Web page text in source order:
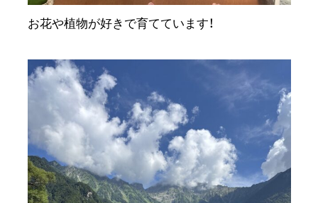
お花や植物が好きで育てています！